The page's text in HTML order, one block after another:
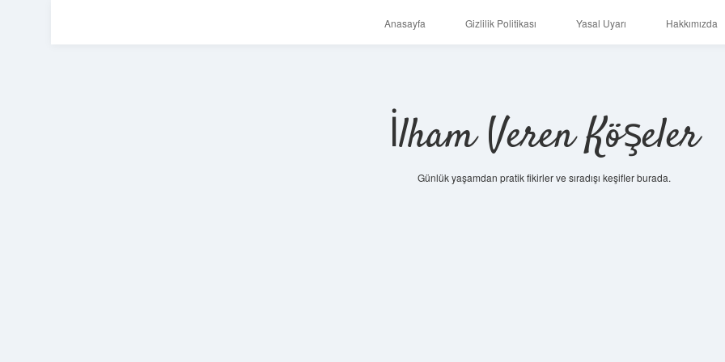
Anasayfa Gizlilik Politikası Yasal Uyarı Hakkımızda
İlham Veren Köşeler
Günlük yaşamdan pratik fikirler ve sıradışı keşifler burada.